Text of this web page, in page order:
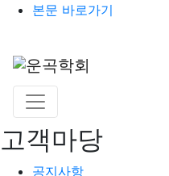
본문 바로가기
고객마당
공지사항